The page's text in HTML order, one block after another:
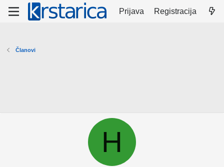
Prijava Registracija
Članovi
H